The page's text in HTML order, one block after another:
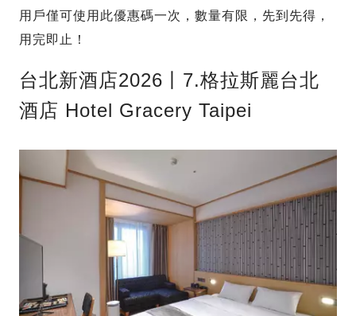
用戶僅可使用此優惠碼一次，數量有限，先到先得，
用完即止！
台北新酒店2026丨7.格拉斯麗台北
酒店 Hotel Gracery Taipei